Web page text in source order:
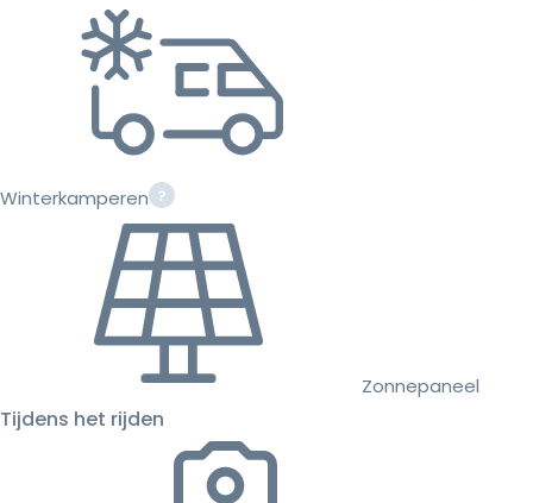
Winterkamperen
Zonnepaneel
Tijdens het rijden